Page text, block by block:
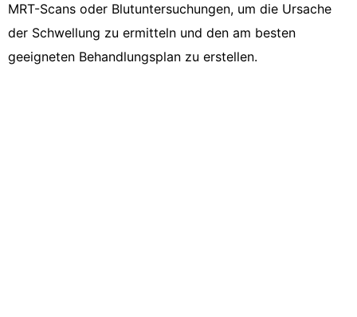
MRT-Scans oder Blutuntersuchungen, um die Ursache
der Schwellung zu ermitteln und den am besten
geeigneten Behandlungsplan zu erstellen.